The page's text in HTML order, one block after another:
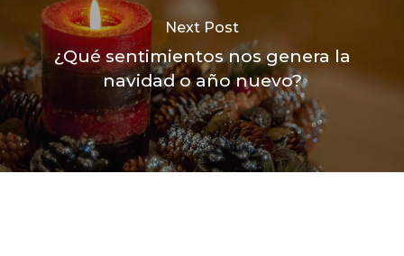
Next Post
¿Qué sentimientos nos genera la
navidad o año nuevo?
WhatsApp